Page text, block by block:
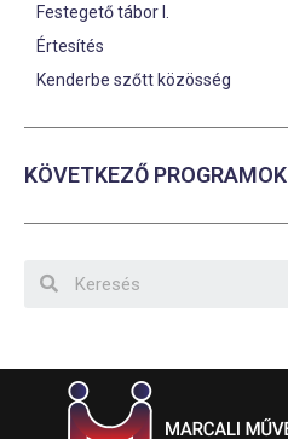
Festegető tábor I.
Értesítés
Kenderbe szőtt közösség
KÖVETKEZŐ PROGRAMOK